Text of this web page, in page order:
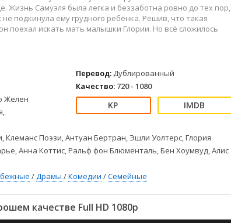
Детские
Драмы
Спорт
Триллеры
Фэнтези
2022
2021
СССР
Фильмы из соцетей
Жизнь Самуэля была легка и беззаботна ровно до тех пор,
подкинула ему грудного ребёнка. Решив, что такая
поехал искать мать малышки Глории. Но всё сложилось
Желен
Перевод: Дублированный
Качество: 720 - 1080
Клеманс Поэзи, Антуан Бертран, Эшли Уолтерс, Глория
Анна Коттис, Ральф фон Блюменталь, Бен Хоумвуд, Алис
/Драмы /Комедии /Семейные
качестве Full HD 1080p